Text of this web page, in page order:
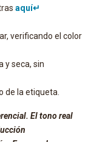
aquí↵
verificando el color
y seca, sin
de la etiqueta.
El tono real